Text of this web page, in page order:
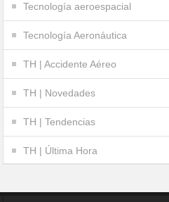
Tecnología aeroespacial
Tecnología Aeronáutica
TH | Accidente Aéreo
TH | Novedades
TH | Tendencias
TH | Última Hora